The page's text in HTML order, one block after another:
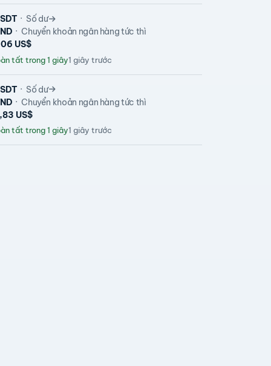
Số dư
Chuyển khoản ngân hàng tức thì
US$
tất trong 1 giây1 giây trước
Số dư
Chuyển khoản ngân hàng tức thì
US$
tất trong 1 giây1 giây trước